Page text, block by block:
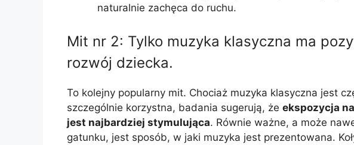
naturalnie zachęca do ruchu.
Mit nr 2: Tylko muzyka klasyczna ma
rozwój dziecka.
To kolejny popularny mit. Chociaż muzyka klasyczna jest
szczególnie korzystna, badania sugerują, że ekspozycja
jest najbardziej stymulująca. Równie ważne, a może
gatunku, jest sposób, w jaki muzyka jest prezentowana.